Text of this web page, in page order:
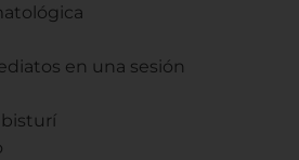
en una sesión
bisturí